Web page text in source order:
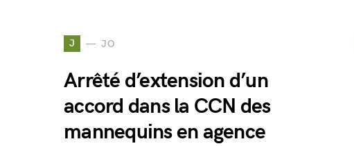
J JO
Arrêté d’extension d’un
accord dans la CCN des
mannequins en agence